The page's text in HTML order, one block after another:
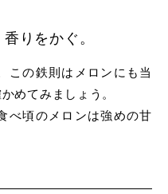
りをかぐ。
この鉄則はメロンにも当
めてみましょう。
べ頃のメロンは強めの甘